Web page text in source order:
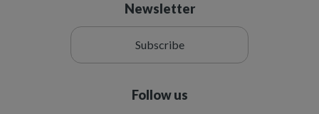
Newsletter
Subscribe
Follow us